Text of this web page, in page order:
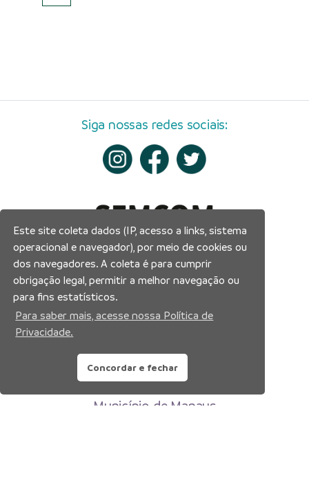
Siga nossas redes sociais:
Prefeitura Municipal de Manaus
Município de Manaus
Este site coleta dados (IP, acesso a links, sistema
operacional e navegador), por meio de cookies ou
dos navegadores. A coleta é para cumprir
obrigação legal, permitir a melhor navegação ou
para fins estatísticos.
Para saber mais, acesse nossa Política de
Privacidade.
Concordar e fechar